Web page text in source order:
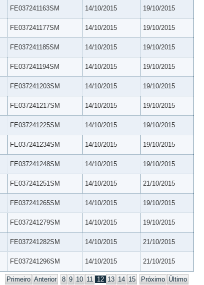
FE037241163SM 14/10/2015 19/10/2015
FE037241177SM 14/10/2015 19/10/2015
FE037241185SM 14/10/2015 19/10/2015
FE037241194SM 14/10/2015 19/10/2015
FE037241203SM 14/10/2015 19/10/2015
FE037241217SM 14/10/2015 19/10/2015
FE037241225SM 14/10/2015 19/10/2015
FE037241234SM 14/10/2015 19/10/2015
FE037241248SM 14/10/2015 19/10/2015
FE037241251SM 14/10/2015 21/10/2015
FE037241265SM 14/10/2015 19/10/2015
FE037241279SM 14/10/2015 19/10/2015
FE037241282SM 14/10/2015 21/10/2015
FE037241296SM 14/10/2015 21/10/2015
Primeiro Anterior 8 9 10 11 12 13 14 15 Próximo Último